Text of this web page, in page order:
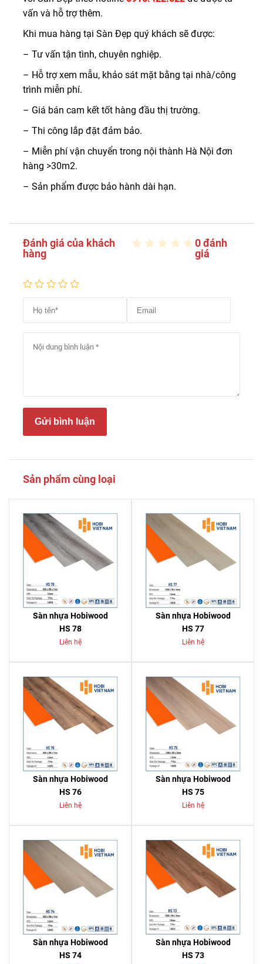
vấn và hỗ trợ thêm.
Khi mua hàng tại Sàn Đẹp quý khách sẽ được:
– Tư vấn tận tình, chuyên nghiệp.
– Hỗ trợ xem mẫu, khảo sát mặt bằng tại nhà/công
trình miễn phí.
– Giá bán cam kết tốt hàng đầu thị trường.
– Thi công lắp đặt đảm bảo.
– Miễn phí vận chuyển trong nội thành Hà Nội đơn
hàng >30m2.
– Sản phẩm được bảo hành dài hạn.
Đánh giá của khách
hàng
0 đánh
giá
Gửi bình luận
Sản phẩm cùng loại
Sàn nhựa Hobiwood
HS 78
Liên hệ
Sàn nhựa Hobiwood
HS 77
Liên hệ
Sàn nhựa Hobiwood
HS 76
Liên hệ
Sàn nhựa Hobiwood
HS 75
Liên hệ
Sàn nhựa Hobiwood
HS 74
Sàn nhựa Hobiwood
HS 73